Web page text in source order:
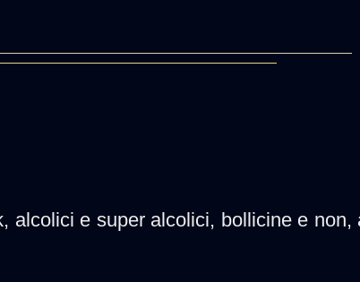
alcolici e super alcolici, bollicine e non,